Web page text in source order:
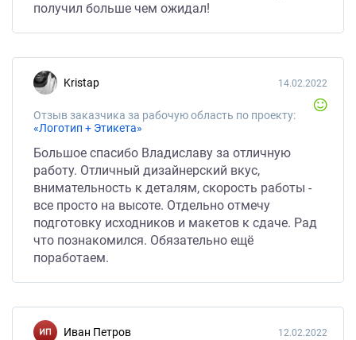
получил больше чем ожидал!
Kristap
Отзыв заказчика за рабочую область по проекту:
«Логотип + Этикета»
14.02.2022
Большое спасибо Владиславу за отличную
работу. Отличный дизайнерский вкус,
внимательность к деталям, скорость работы -
все просто на высоте. Отдельно отмечу
подготовку исходников и макетов к сдаче. Рад
что познакомился. Обязательно ещё
поработаем.
Иван Петров 12.02.2022